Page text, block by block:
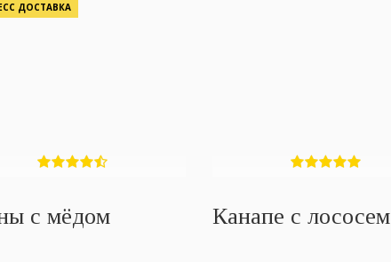
ДОСТАВКА
с мёдом Канапе с лососем